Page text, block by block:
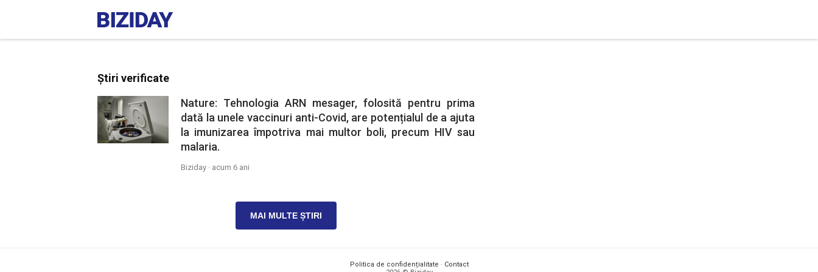
Știri verificate
Nature: Tehnologia ARN mesager, folosită pentru prima
dată la unele vaccinuri anti-Covid, are potențialul de a ajuta
la imunizarea împotriva mai multor boli, precum HIV sau
malaria.
Biziday · acum 6 ani
MAI MULTE ȘTIRI
Politica de confidențialitate · Contact